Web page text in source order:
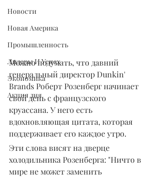
Новости
Новая Америка
Промышленность
Лидеры И Успех
Экономика
Акция дня
Можно подумать, что давний
генеральный директор Dunkin'
Brands Роберт Розенберг начинает
свой день с французского
круассана. У него есть
вдохновляющая цитата, которая
поддерживает его каждое утро.
Эти слова висят на дверце
холодильника Розенберга: "Ничто в
мире не может заменить